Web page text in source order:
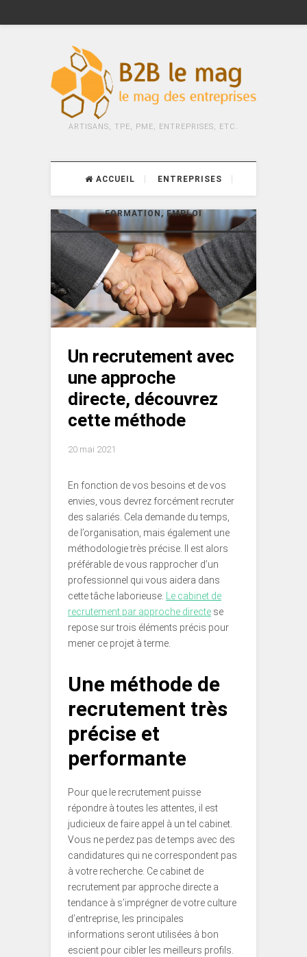
ARTISANS, TPE, PME, ENTREPRISES, ETC.
ACCUEIL ENTREPRISES
FORMATION, EMPLOI
Un recrutement avec
une approche
directe, découvrez
cette méthode
20 mai 2021
En fonction de vos besoins et de vos
envies, vous devrez forcément recruter
des salariés. Cela demande du temps,
de l’organisation, mais également une
méthodologie très précise. Il est alors
préférable de vous rapprocher d’un
professionnel qui vous aidera dans
cette tâche laborieuse.
Le cabinet de
recrutement par approche directe se
repose sur trois éléments précis pour
mener ce projet à terme.
Une méthode de
recrutement très
précise et
performante
Pour que le recrutement puisse
répondre à toutes les attentes, il est
judicieux de faire appel à un tel cabinet.
Vous ne perdez pas de temps avec des
candidatures qui ne correspondent pas
à votre recherche. Ce cabinet de
recrutement par approche directe a
tendance à s’imprégner de votre culture
d’entreprise, les principales
informations seront utilisées à bon
escient pour cibler les meilleurs profils.